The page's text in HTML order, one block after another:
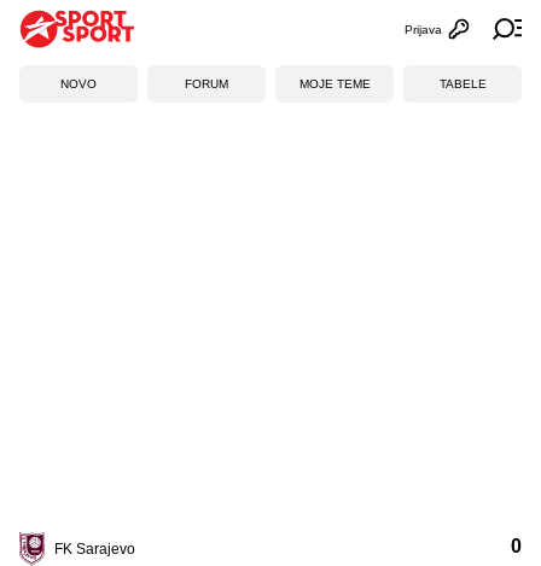
Otvori
Prijava
NOVO FORUM MOJE TEME TABELE
FK Sarajevo 0